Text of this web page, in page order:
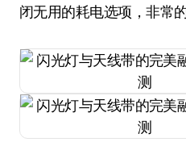
闭无用的耗电选项，非常的